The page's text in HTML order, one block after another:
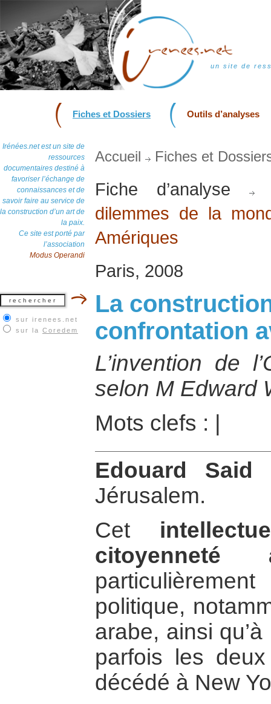
un site de
Fiches et Dossiers Outils d’analyses
Irénées.net est un site de
ressources
documentaires destiné à
favoriser l’échange de
connaissances et de
savoir faire au service de
la construction d’un art de
la paix.
Ce site est porté par
l’association
Modus Operandi
sur irenees.net
sur la Coredem
Accueil Fiches et
Fiche d’analyse
dilemmes de la
Amériques
Paris, 2008
La
confrontation
L’invention de
selon M Edward
Mots clefs :
Edouard Said
Jérusalem.
Cet
citoyenneté
politique,
arabe, ainsi
parfois les
décédé à New